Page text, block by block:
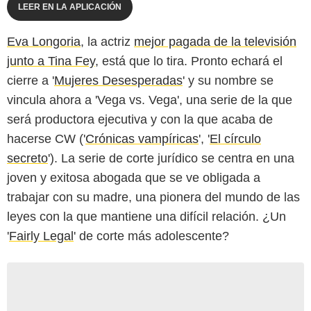
LEER EN LA APLICACIÓN
Eva Longoria, la actriz mejor pagada de la televisión
junto a Tina Fey, está que lo tira. Pronto echará el
cierre a 'Mujeres Desesperadas' y su nombre se
vincula ahora a 'Vega vs. Vega', una serie de la que
será productora ejecutiva y con la que acaba de
hacerse CW ('Crónicas vampíricas', 'El círculo
secreto'). La serie de corte jurídico se centra en una
joven y exitosa abogada que se ve obligada a
trabajar con su madre, una pionera del mundo de las
leyes con la que mantiene una difícil relación. ¿Un
'Fairly Legal' de corte más adolescente?